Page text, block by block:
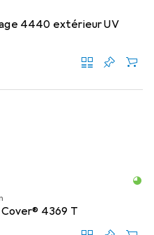
4440 extérieur UV
4369 T